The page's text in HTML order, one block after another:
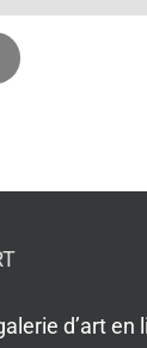
d’art en